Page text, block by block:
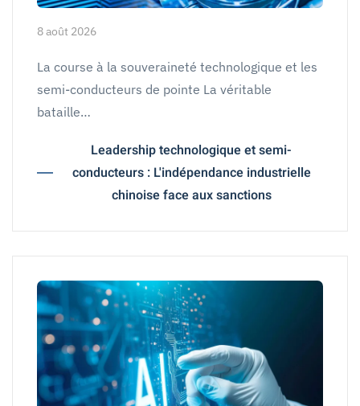
8 août 2026
La course à la souveraineté technologique et les
semi-conducteurs de pointe La véritable
bataille…
Leadership technologique et semi-
conducteurs : L'indépendance industrielle
chinoise face aux sanctions